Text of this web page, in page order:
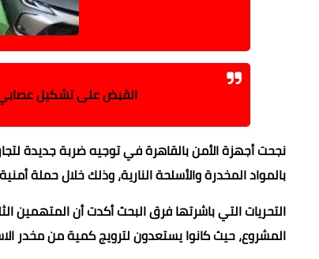
القبض على تشكيل عصابي
نجحت أجهزة الأمن بالقاهرة في توجيه ضربة جديدة
بالمواد المخدرة والأسلحة النارية، وذلك خلال حملة
التحريات التي باشرتها فرق البحث أكدت أن المتهمين
المشروع، حيث كانوا يستعدون لترويج كمية من مخدر